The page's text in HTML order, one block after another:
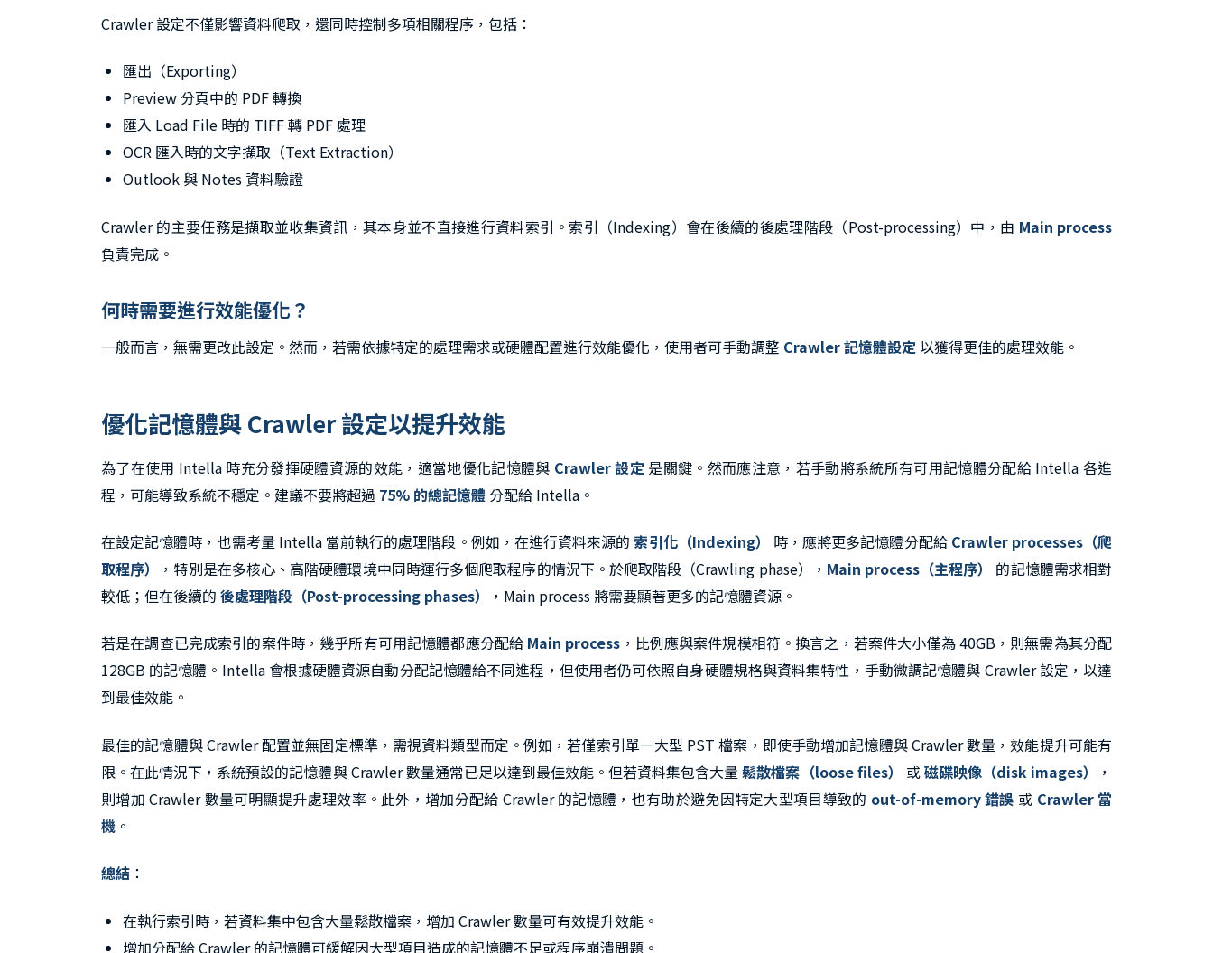
Crawler 設定不僅影響資料爬取，還同時控制多項相關程序，包括：
匯出（Exporting）
Preview 分頁中的 PDF 轉換
匯入 Load File 時的 TIFF 轉 PDF 處理
OCR 匯入時的文字擷取（Text Extraction）
Outlook 與 Notes 資料驗證
Crawler 的主要任務是擷取並收集資訊，其本身並不直接進行資料索引。索引（Indexing）會在後續的後處理階段（Post-processing）中，由 Main process
負責完成。
何時需要進行效能優化？
一般而言，無需更改此設定。然而，若需依據特定的處理需求或硬體配置進行效能優化，使用者可手動調整 Crawler 記憶體設定 以獲得更佳的處理效能。
優化記憶體與 Crawler 設定以提升效能
為了在使用 Intella 時充分發揮硬體資源的效能，適當地優化記憶體與 Crawler 設定 是關鍵。然而應注意，若手動將系統所有可用記憶體分配給 Intella 各進
程，可能導致系統不穩定。建議不要將超過 75% 的總記憶體分配給 Intella。
在設定記憶體時，也需考量 Intella 當前執行的處理階段。例如，在進行資料來源的 索引化（Indexing） 時，應將更多記憶體分配給 Crawler processes（爬
取程序）
，特別是在多核心、高階硬體環境中同時運行多個爬取程序的情況下。於爬取階段（Crawling phase）， Main process（主程序）
的記憶體需求相對
較低；但在後續的 後處理階段（Post-processing phases） ，Main process 將需要顯著更多的記憶體資源。
若是在調查已完成索引的案件時，幾乎所有可用記憶體都應分配給 Main process ，比例應與案件規模相符。換言之，若案件大小僅為 40GB，則無需為其分配
128GB 的記憶體。Intella 會根據硬體資源自動分配記憶體給不同進程，但使用者仍可依照自身硬體規格與資料集特性，手動微調記憶體與 Crawler 設定，以達
到最佳效能。
最佳的記憶體與 Crawler 配置並無固定標準，需視資料類型而定。例如，若僅索引單一大型 PST 檔案，即使手動增加記憶體與 Crawler 數量，效能提升可能有
限。在此情況下，系統預設的記憶體與 Crawler 數量通常已足以達到最佳效能。但若資料集包含大量鬆散檔案（loose files） 或磁碟映像（disk images）
，
則增加 Crawler 數量可明顯提升處理效率。此外，增加分配給 Crawler 的記憶體，也有助於避免因特定大型項目導致的 out-of-memory 錯誤 或 Crawler 當
機 。
總結 ：
在執行索引時，若資料集中包含大量鬆散檔案，增加 Crawler 數量可有效提升效能。
增加分配給 Crawler 的記憶體可緩解因大型項目造成的記憶體不足或程序崩潰問題。